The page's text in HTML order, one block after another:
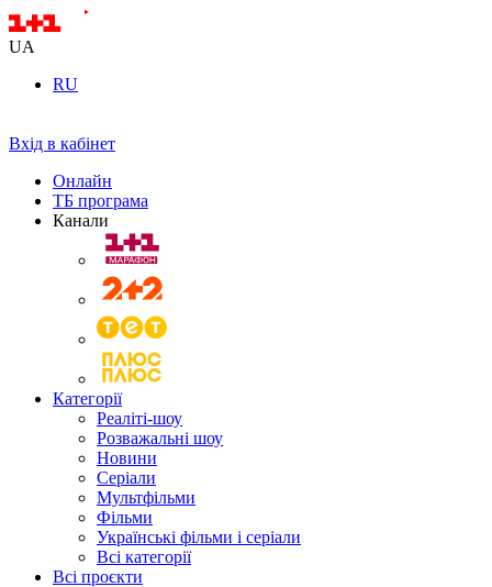
UA
RU
Вхід в кабінет
Онлайн
ТБ програма
Канали
Категорії
Реаліті-шоу
Розважальні шоу
Новини
Серіали
Мультфільми
Фільми
Українські фільми і серіали
Всі категорії
Всі проєкти